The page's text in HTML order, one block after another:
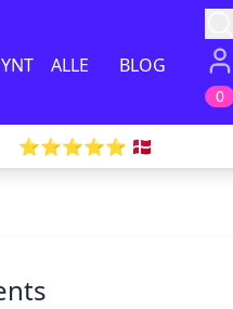
ALLE BLOG
0
⭐️⭐️⭐️⭐️⭐️ 🇩🇰